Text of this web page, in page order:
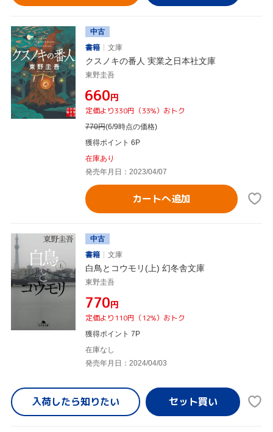
中古
書籍
文庫
クスノキの番人 実業之日本社文庫
東野圭吾
¥660円
定価より330円（33%）おトク
770円(6/9時点の価格)
獲得ポイント 6P
在庫あり
発売年月日：2023/04/07
カートへ追加
中古
書籍
文庫
白鳥とコウモリ(上) 幻冬舎文庫
東野圭吾
¥770円
定価より110円（12%）おトク
獲得ポイント 7P
在庫なし
発売年月日：2024/04/03
入荷したら知りたい